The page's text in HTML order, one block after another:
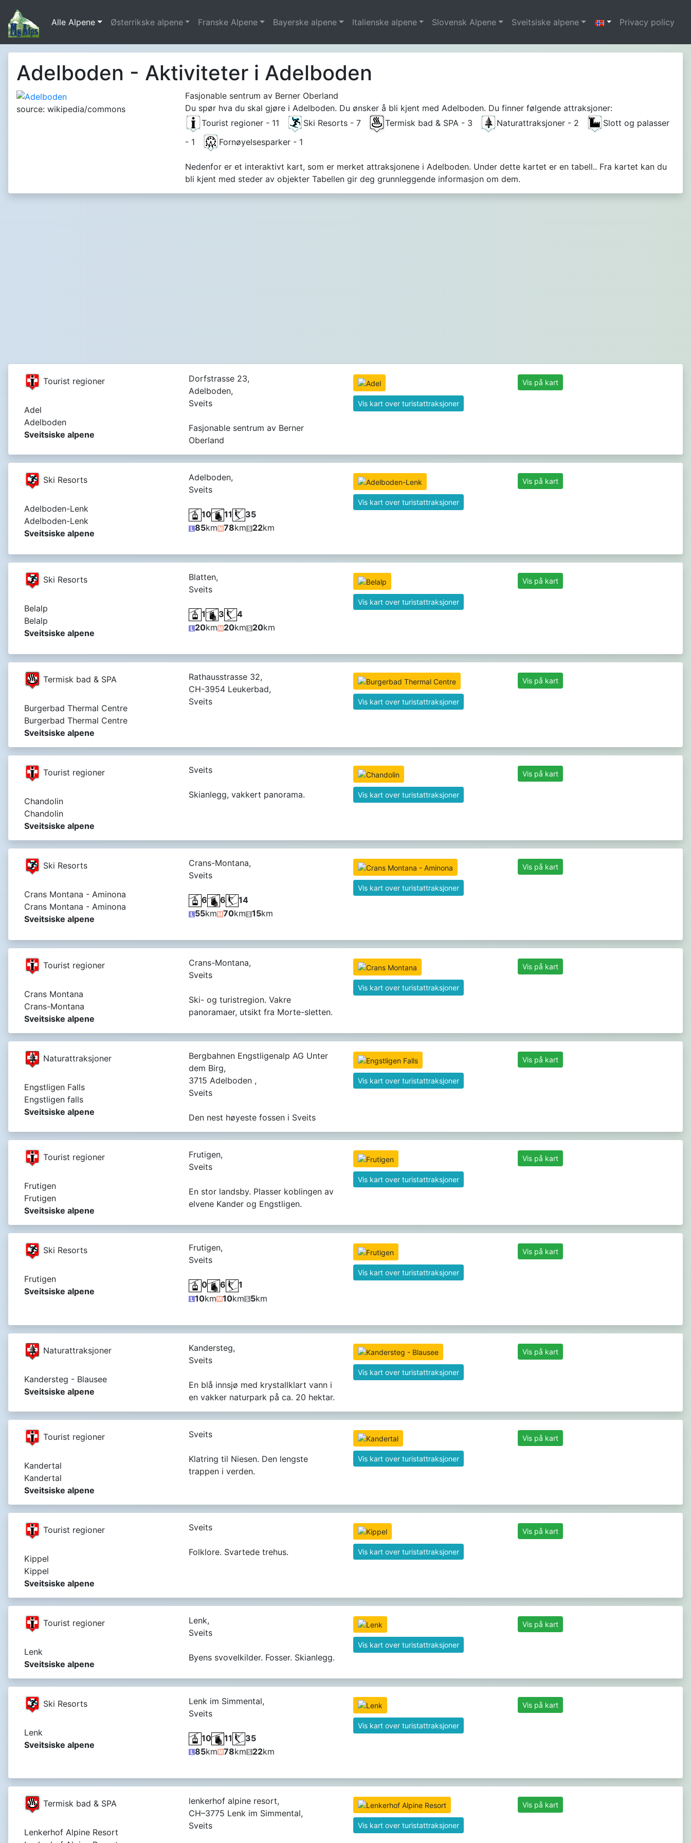
Alle Alpene Østerrikske alpene Franske Alpene Bayerske alpene Italienske alpene Slovensk Alpene Sveitsiske alpene Privacy policy
Adelboden - Aktiviteter i Adelboden
source: wikipedia/commons
Fasjonable sentrum av Berner Oberland
Du spør hva du skal gjøre i Adelboden. Du ønsker å bli kjent med Adelboden. Du finner følgende attraksjoner:
Tourist regioner - 11
Ski Resorts - 7 Termisk bad & SPA - 3 Naturattraksjoner - 2
Slott og palasser
- 1
Fornøyelsesparker - 1
Nedenfor er et interaktivt kart, som er merket attraksjonene i Adelboden. Under dette kartet er en tabell.. Fra kartet kan du
bli kjent med steder av objekter Tabellen gir deg grunnleggende informasjon om dem.
Tourist regioner
Adel
Adelboden
Sveitsiske alpene
Dorfstrasse 23,
Adelboden,
Sveits
Fasjonable sentrum av Berner
Oberland
Vis kart over turistattraksjoner
Vis på kart
Ski Resorts
Adelboden-Lenk
Adelboden-Lenk
Sveitsiske alpene
Adelboden,
Sveits
10 11
35
85km 78km 22km
Vis kart over turistattraksjoner
Vis på kart
Ski Resorts
Belalp
Belalp
Sveitsiske alpene
Blatten,
Sveits
1 3
4
20km 20km 20km
Vis kart over turistattraksjoner
Vis på kart
Termisk bad & SPA
Burgerbad Thermal Centre
Burgerbad Thermal Centre
Sveitsiske alpene
Rathausstrasse 32,
CH-3954 Leukerbad,
Sveits
Vis kart over turistattraksjoner
Vis på kart
Tourist regioner
Chandolin
Chandolin
Sveitsiske alpene
Sveits
Skianlegg, vakkert panorama. Vis kart over turistattraksjoner
Vis på kart
Ski Resorts
Crans Montana - Aminona
Crans Montana - Aminona
Sveitsiske alpene
Crans-Montana,
Sveits
6 6
14
55km 70km 15km
Vis kart over turistattraksjoner
Vis på kart
Tourist regioner
Crans Montana
Crans-Montana
Sveitsiske alpene
Crans-Montana,
Sveits
Ski- og turistregion. Vakre
panoramaer, utsikt fra Morte-sletten.
Vis kart over turistattraksjoner
Vis på kart
Naturattraksjoner
Engstligen Falls
Engstligen falls
Sveitsiske alpene
Bergbahnen Engstligenalp AG Unter
dem Birg,
3715 Adelboden ,
Sveits
Den nest høyeste fossen i Sveits
Vis kart over turistattraksjoner
Vis på kart
Tourist regioner
Frutigen
Frutigen
Sveitsiske alpene
Frutigen,
Sveits
En stor landsby. Plasser koblingen av
elvene Kander og Engstligen.
Vis kart over turistattraksjoner
Vis på kart
Ski Resorts
Frutigen
Sveitsiske alpene
Frutigen,
Sveits
0 6
1
10km 10km 5km
Vis kart over turistattraksjoner
Vis på kart
Naturattraksjoner
Kandersteg - Blausee
Sveitsiske alpene
Kandersteg,
Sveits
En blå innsjø med krystallklart vann i
en vakker naturpark på ca. 20 hektar.
Vis kart over turistattraksjoner
Vis på kart
Tourist regioner
Kandertal
Kandertal
Sveitsiske alpene
Sveits
Klatring til Niesen. Den lengste
trappen i verden.
Vis kart over turistattraksjoner
Vis på kart
Tourist regioner
Kippel
Kippel
Sveitsiske alpene
Sveits
Folklore. Svartede trehus. Vis kart over turistattraksjoner
Vis på kart
Tourist regioner
Lenk
Sveitsiske alpene
Lenk,
Sveits
Byens svovelkilder. Fosser. Skianlegg.
Vis kart over turistattraksjoner
Vis på kart
Ski Resorts
Lenk
Sveitsiske alpene
Lenk im Simmental,
Sveits
10 11
35
85km 78km 22km
Vis kart over turistattraksjoner
Vis på kart
Termisk bad & SPA
Lenkerhof Alpine Resort
lenkerhof alpine resort,
CH–3775 Lenk im Simmental,
Sveits
Vis kart over turistattraksjoner
Vis på kart